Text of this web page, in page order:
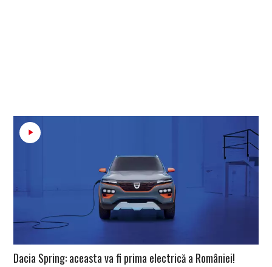
Dacia Spring: aceasta va fi prima electrică a României!